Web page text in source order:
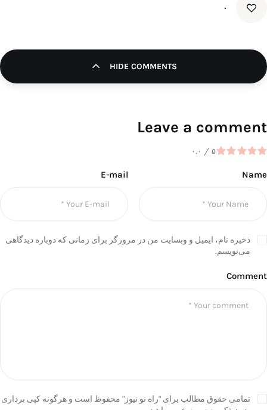
۰
HIDE COMMENTS
Leave a comment
۰.۰ / ۵
Name
E-mail
ذخیره نام، ایمیل و وبسایت من در مرورگر برای زمانی که دوباره دیدگاهی
می‌نویسم.
Comment
تمامی حقوق مطالب برای "راه نو نیوز" محفوظ است و هرگونه کپی برداری